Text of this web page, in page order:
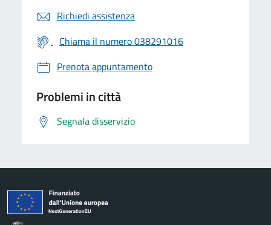
Richiedi assistenza
Chiama il numero 038291016
Prenota appuntamento
Problemi in città
Segnala disservizio